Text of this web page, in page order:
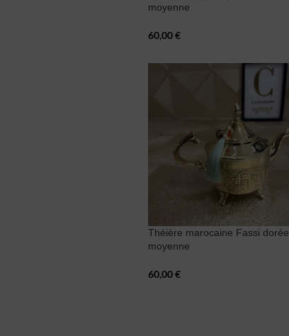
moyenne
60,00€
Théière marocaine Fassi dorée
moyenne
60,00€